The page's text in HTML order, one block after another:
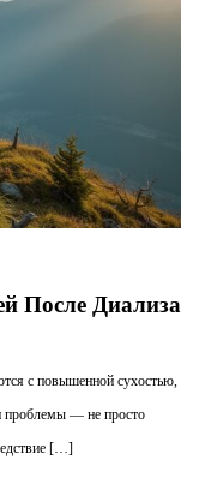
После Диализа
с повышенной сухостью,
проблемы — не просто
[…]